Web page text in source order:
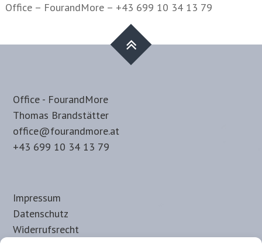
Office – FourandMore – +43 699 10 34 13 79
Office - FourandMore
Thomas Brandstätter
office@fourandmore.at
+43 699 10 34 13 79
Impressum
Datenschutz
Widerrufsrecht